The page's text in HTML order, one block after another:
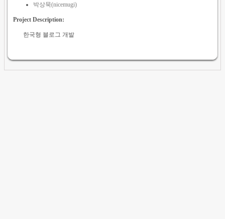
박상묵(nicemugi)
Project Description:
한국형 블로그 개발